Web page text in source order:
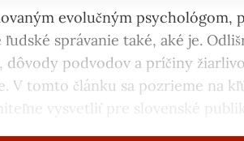
evolučným psychológom,
správanie také, aké je.
podvodov a príčiny
V tomto článku sa pozrieme na
vysvetliť pre slovenské